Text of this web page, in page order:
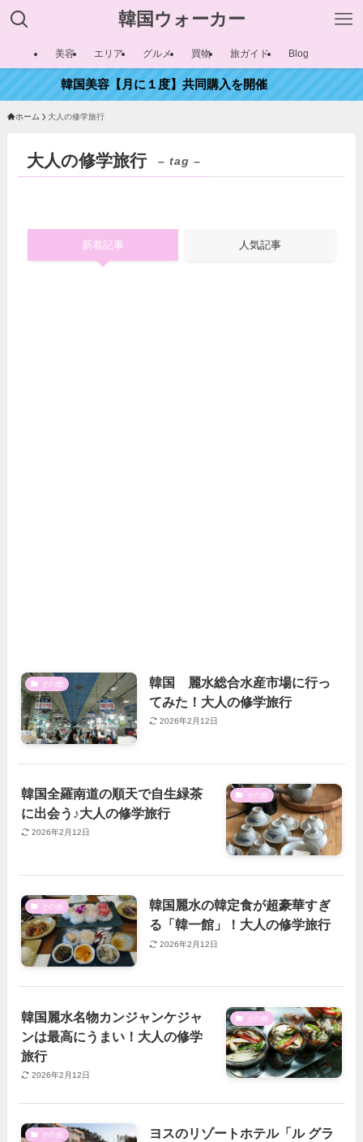
韓国ウォーカー
美容 エリア グルメ 買物 旅ガイド Blog
韓国美容【月に１度】共同購入を開催
ホーム 大人の修学旅行
大人の修学旅行 – tag –
新着記事 人気記事
その他
韓国 麗水総合水産市場に行っ
てみた！大人の修学旅行
2026年2月12日
その他
韓国全羅南道の順天で自生緑茶
に出会う♪大人の修学旅行
2026年2月12日
その他
韓国麗水の韓定食が超豪華すぎ
る「韓一館」！大人の修学旅行
2026年2月12日
その他
韓国麗水名物カンジャンケジャ
ンは最高にうまい！大人の修学
旅行
2026年2月12日
その他
ヨスのリゾートホテル「ル グラ